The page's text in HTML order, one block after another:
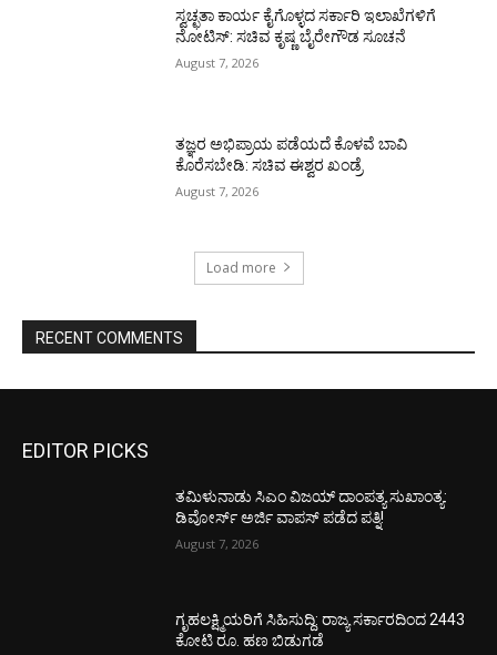
ಸ್ವಚ್ಛತಾ ಕಾರ್ಯ ಕೈಗೊಳ್ಳದ ಸರ್ಕಾರಿ ಇಲಾಖೆಗಳಿಗೆ
ನೋಟಿಸ್: ಸಚಿವ ಕೃಷ್ಣ ಬೈರೇಗೌಡ ಸೂಚನೆ
August 7, 2026
ತಜ್ಞರ ಅಭಿಪ್ರಾಯ ಪಡೆಯದೆ ಕೊಳವೆ ಬಾವಿ
ಕೊರೆಸಬೇಡಿ: ಸಚಿವ ಈಶ್ವರ ಖಂಡ್ರೆ
August 7, 2026
Load more
RECENT COMMENTS
EDITOR PICKS
ತಮಿಳುನಾಡು ಸಿಎಂ ವಿಜಯ್‌ ದಾಂಪತ್ಯ ಸುಖಾಂತ್ಯ:
ಡಿವೋರ್ಸ್‌ ಅರ್ಜಿ ವಾಪಸ್‌ ಪಡೆದ ಪತ್ನಿ!
August 7, 2026
ಗೃಹಲಕ್ಷ್ಮಿಯರಿಗೆ ಸಿಹಿಸುದ್ದಿ: ರಾಜ್ಯ ಸರ್ಕಾರದಿಂದ 2443
ಕೋಟಿ ರೂ. ಹಣ ಬಿಡುಗಡೆ